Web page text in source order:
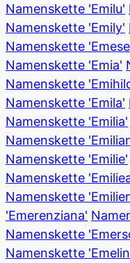
Namenskette 'Emilu'
Namenskette 'Emily'
Namenskette
Namenskette 'Emia'
Namenskette
Namenskette 'Emila'
Namenskette 'Emilia'
Namenskette
Namenskette 'Emilie'
Namenskette
Namenskette
'Emerenziana'
Namenskette
Namenskette